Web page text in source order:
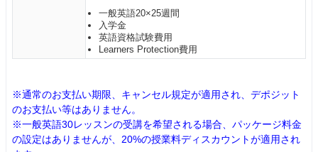
一般英語20×25週間
入学金
英語資格試験費用
Learners Protection費用
※通常のお支払い期限、キャンセル規定が適用され、デポジット
のお支払い等はありません。
※一般英語30レッスンの受講を希望される場合、パッケージ料金
の設定はありませんが、20%の授業料ディスカウントが適用され